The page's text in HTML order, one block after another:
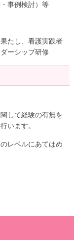
事例検討）等
たし、看護実践者
ーシップ研修
して経験の有無を
います。
レベルにあてはめ